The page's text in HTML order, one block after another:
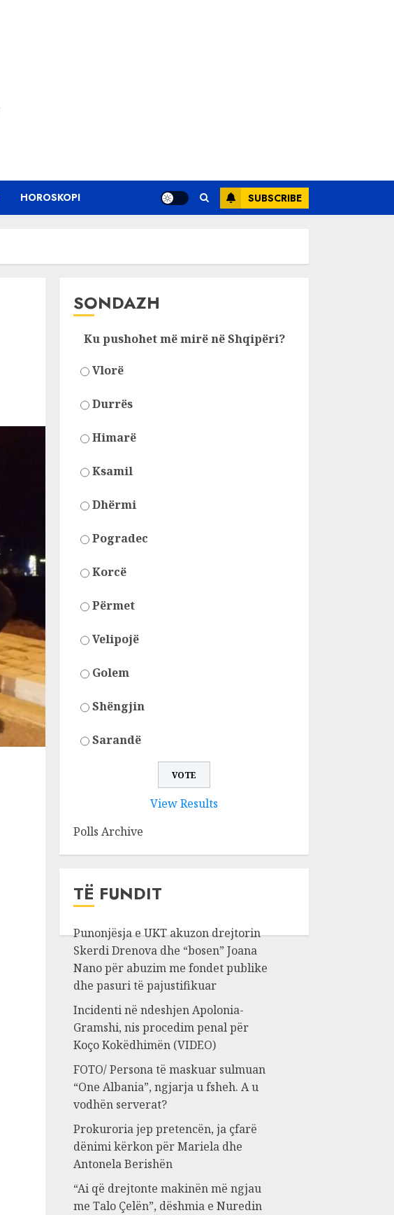
HOROSKOPI SUBSCRIBE
SONDAZH
Ku pushohet më mirë në Shqipëri?
Vlorë
Durrës
Himarë
Ksamil
Dhërmi
Pogradec
Korcë
Përmet
Velipojë
Golem
Shëngjin
Sarandë
View Results
Polls Archive
TË FUNDIT
Punonjësja e UKT akuzon drejtorin
Skerdi Drenova dhe “bosen” Joana
Nano për abuzim me fondet publike
dhe pasuri të pajustifikuar
Incidenti në ndeshjen Apolonia-
Gramshi, nis procedim penal për
Koço Kokëdhimën (VIDEO)
FOTO/ Persona të maskuar sulmuan
“One Albania”, ngjarja u fsheh. A u
vodhën serverat?
Prokuroria jep pretencën, ja çfarë
dënimi kërkon për Mariela dhe
Antonela Berishën
“Ai që drejtonte makinën më ngjau
me Talo Çelën”, dëshmia e Nuredin